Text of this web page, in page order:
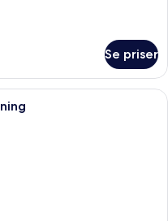
Se priser
hotellrum med en säng, en tv, ett